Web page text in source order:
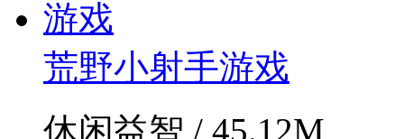
荒野小射手游戏
休闲益智 / 45.12M